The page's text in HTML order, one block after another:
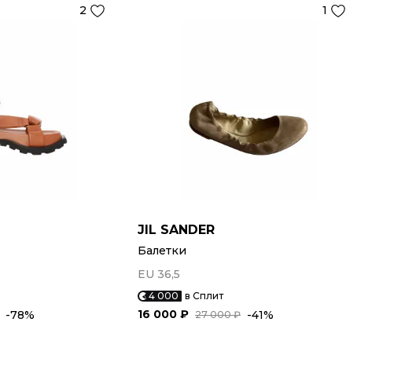
2
-78%
1
JIL SANDER
Балетки
EU 36,5
4 000 в Сплит
27 000 ₽
16 000 ₽ -41%